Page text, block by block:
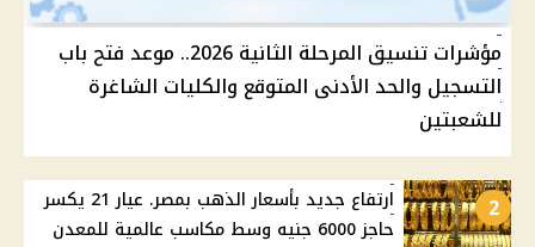
مؤشرات تنسيق المرحلة الثانية 2026.. موعد فتح باب
التسجيل والحد الأدنى المتوقع والكليات الشاغرة
للشعبتين
2
ارتفاع جديد بأسعار الذهب بمصر. عيار 21 يكسر
حاجز 6000 جنيه وسط مكاسب عالمية للمعدن